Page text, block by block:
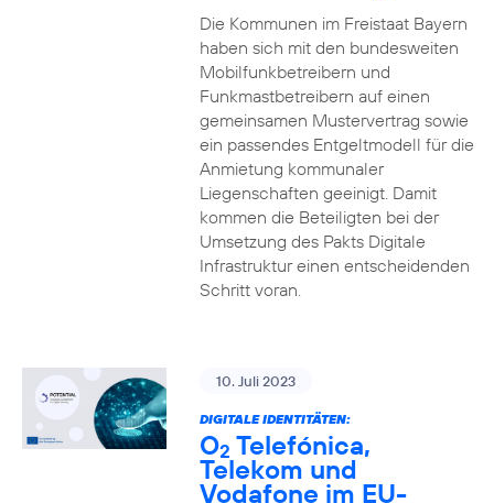
Die Kommunen im Freistaat Bayern
haben sich mit den bundesweiten
Mobilfunkbetreibern und
Funkmastbetreibern auf einen
gemeinsamen Mustervertrag sowie
ein passendes Entgeltmodell für die
Anmietung kommunaler
Liegenschaften geeinigt. Damit
kommen die Beteiligten bei der
Umsetzung des Pakts Digitale
Infrastruktur einen entscheidenden
Schritt voran.
10. Juli 2023
DIGITALE IDENTITÄTEN:
O2 Telefónica,
Telekom und
Vodafone im EU-